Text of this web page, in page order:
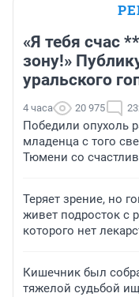
«Я тебя счас
зону!»
уральского
4 часа 20 975
Победили опухоль
младенца с того
Тюмени со
Теряет зрение, но
живет подросток с
которого нет
Кишечник был
тяжелой судьбой